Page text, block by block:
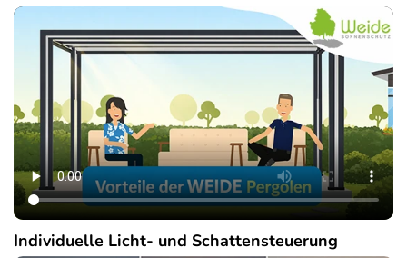
Individuelle Licht- und Schattensteuerung